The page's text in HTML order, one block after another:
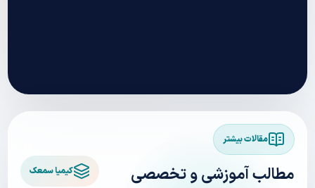
مقالات بیشتر
مطالب آموزشی و تخصصی کیمیا سمعک